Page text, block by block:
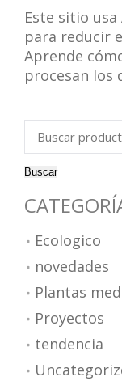
Este sitio
para reducir
Aprende
procesan los
Buscar
por:
Buscar
Ecologico
novedades
Plantas
Proyectos
tendencia